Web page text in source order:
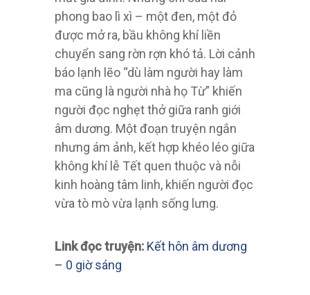
phong bao lì xì – một đen, một đỏ
được mở ra, bầu không khí liền
chuyển sang rờn rợn khó tả. Lời cảnh
báo lạnh lẽo “dù làm người hay làm
ma cũng là người nhà họ Từ” khiến
người đọc nghẹt thở giữa ranh giới
âm dương. Một đoạn truyện ngắn
nhưng ám ảnh, kết hợp khéo léo giữa
không khí lễ Tết quen thuộc và nỗi
kinh hoàng tâm linh, khiến người đọc
vừa tò mò vừa lạnh sống lưng.
Link đọc truyện: Kết hôn âm dương
– 0 giờ sáng